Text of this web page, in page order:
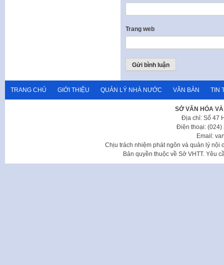
Trang web
TRANG CHỦ GIỚI THIỆU QUẢN LÝ NHÀ NƯỚC VĂN BẢN TIN
SỞ VĂN HÓA
Địa chỉ: Số 47
Điện thoại: (024)
Email:
Chịu trách nhiệm phát ngôn và quản lý nội
Bản quyền thuộc về Sở VHTT. Yêu